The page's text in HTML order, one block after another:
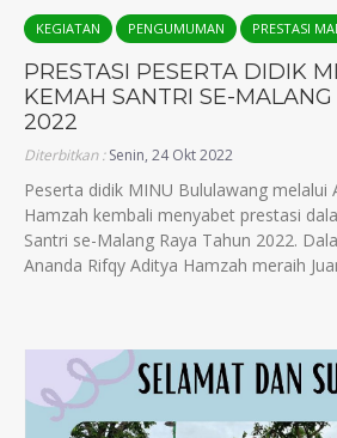
KEGIATAN PENGUMUMAN PRESTASI
PRESTASI PESERTA DIDIK
KEMAH SANTRI SE-MALANG
2022
Diterbitkan :Senin, 24 Okt 2022
Peserta didik MINU Bululawang melalui
Hamzah kembali menyabet prestasi
Santri se-Malang Raya Tahun 2022.
Ananda Rifqy Aditya Hamzah meraih